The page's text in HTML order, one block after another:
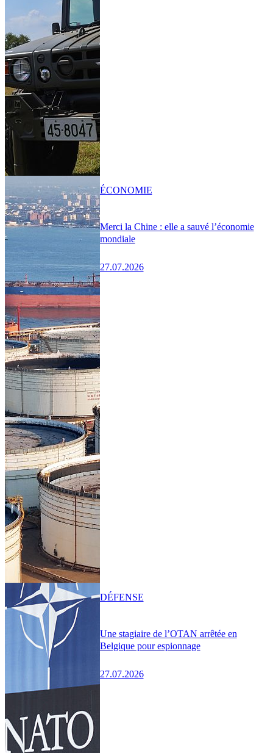
Merci la Chine : elle a sauvé l’économie
mondiale
27.07.2026
ÉCONOMIE
Une stagiaire de l’OTAN arrêtée en
Belgique pour espionnage
27.07.2026
DÉFENSE